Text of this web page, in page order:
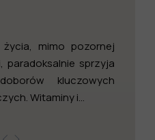
mimo pozornej
paradoksalnie sprzyja
kluczowych
Witaminy i...